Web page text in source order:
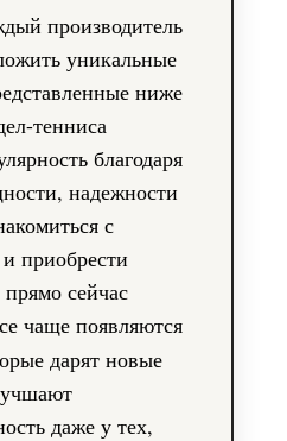
производитель
уникальные
ниже
тенниса
благодаря
надежности
с
приобрести
сейчас
чаще появляются
дарят новые
даже у тех,